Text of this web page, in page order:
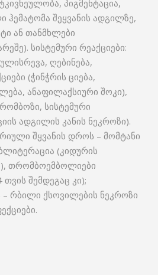
პიგმენტაცია,
ჰემატომა შეყვანის ადგილზე,
ან თანმხლები
სისტემური რეაქციები:
ღებინება,
(ჭინჭრის ციება,
ანაფილაქსიური შოკი),
სისტემური
ადგილის კანის ნეკროზი).
შყვანის დროს – მომტანი
(კიდურის
თრომბოემბოლიები
შემდეგაც კი);
– რბილი ქსოვილების ნეკროზი